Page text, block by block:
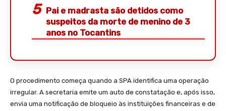
Pai e madrasta são detidos como
suspeitos da morte de menino de 3
anos no Tocantins
O procedimento começa quando a SPA identifica uma operação
irregular. A secretaria emite um auto de constatação e, após isso,
envia uma notificação de bloqueio às instituições financeiras e de